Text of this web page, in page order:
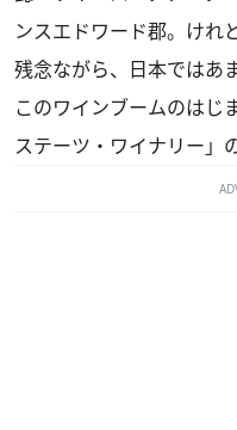
ンスエドワード郡。けれ
残念ながら、日本ではあ
このワインブームのはじ
ステーツ・ワイナリー 」